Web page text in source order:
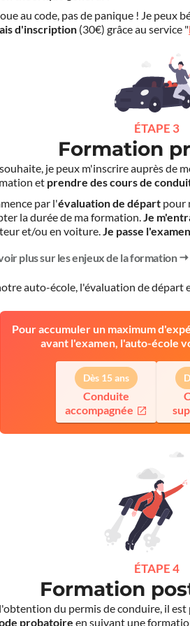
au code, pas de panique ! Je peux
d'inscription (30€) grâce au service "
ÉTAPE 3
Formation
souhaite, je peux m'inscrire auprès de
et prendre des cours de
par l'évaluation de départ pour
la durée de ma formation. Je
et/ou en voiture. Je passe
plus sur les enjeux de la formation
auto-école, l'évaluation de départ
Pour accumuler un maximum
avant l'examen, l'auto-école
Dès 15 ans
Conduite
accompagnée
ÉTAPE 4
Formation
du permis de conduire, il est
probatoire en suivant une